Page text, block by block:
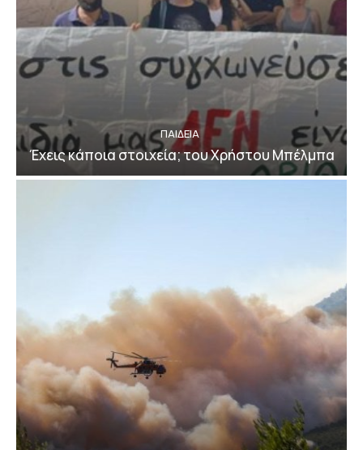
ΠΑΙΔΕΙΑ
Έχεις κάποια στοιχεία; του Χρήστου Μπέλμπα